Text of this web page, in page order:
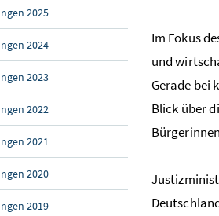
2025
2024
2023
2022
2021
2020
2019
Im Fokus
und
Gerade bei
Blick über